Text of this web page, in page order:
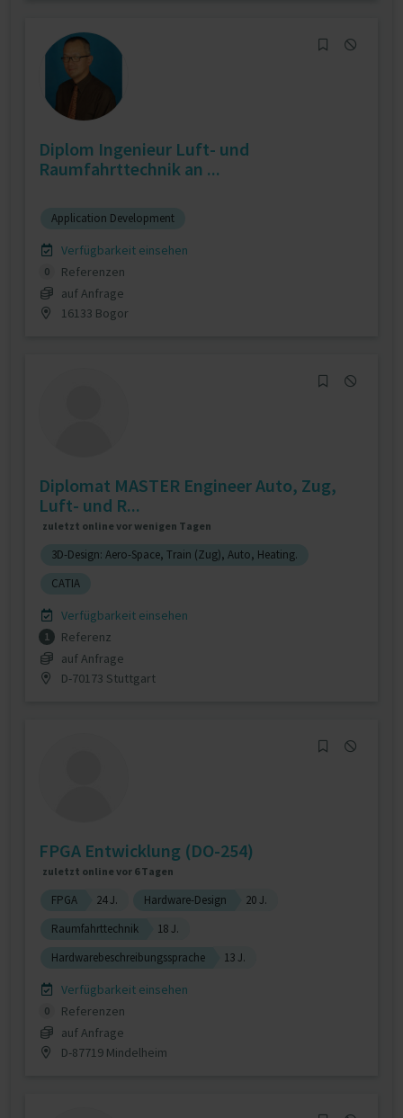
Diplom Ingenieur Luft- und
Raumfahrttechnik an ...
Application Development
Verfügbarkeit einsehen
0
Referenzen
auf Anfrage
16133 Bogor
Diplomat MASTER Engineer Auto, Zug,
Luft- und R...
zuletzt online vor wenigen Tagen
3D-Design: Aero-Space, Train (Zug), Auto, Heating.
CATIA
Verfügbarkeit einsehen
1
Referenz
auf Anfrage
D-70173 Stuttgart
FPGA Entwicklung (DO-254)
zuletzt online vor 6 Tagen
FPGA 24 J. Hardware-Design
20 J.
Raumfahrttechnik
18 J.
Hardwarebeschreibungssprache
13 J.
Verfügbarkeit einsehen
0
Referenzen
auf Anfrage
D-87719 Mindelheim